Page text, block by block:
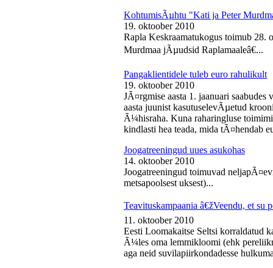
KohtumisÃµhtu "Kati ja Peter
19. oktoober 2010
Rapla Keskraamatukogus toimub
Murdmaa jÃµudsid Raplamaaleâ€...
Pangaklientidele tuleb euro rahulikult
19. oktoober 2010
JÃ¤rgmise aasta 1. jaanuari
aasta juunist kasutuselevÃµetud
Ã¼hisraha. Kuna raharingluse
kindlasti hea teada, mida tÃ¤hendab
Joogatreeningud uues asukohas
14. oktoober 2010
Joogatreeningud toimuvad
metsapoolsest uksest)...
Teavituskampaania â€žVeendu, et su
11. oktoober 2010
Eesti Loomakaitse Seltsi korraldatud
Ã¼les oma lemmikloomi (ehk
aga neid suvilapiirkondadesse